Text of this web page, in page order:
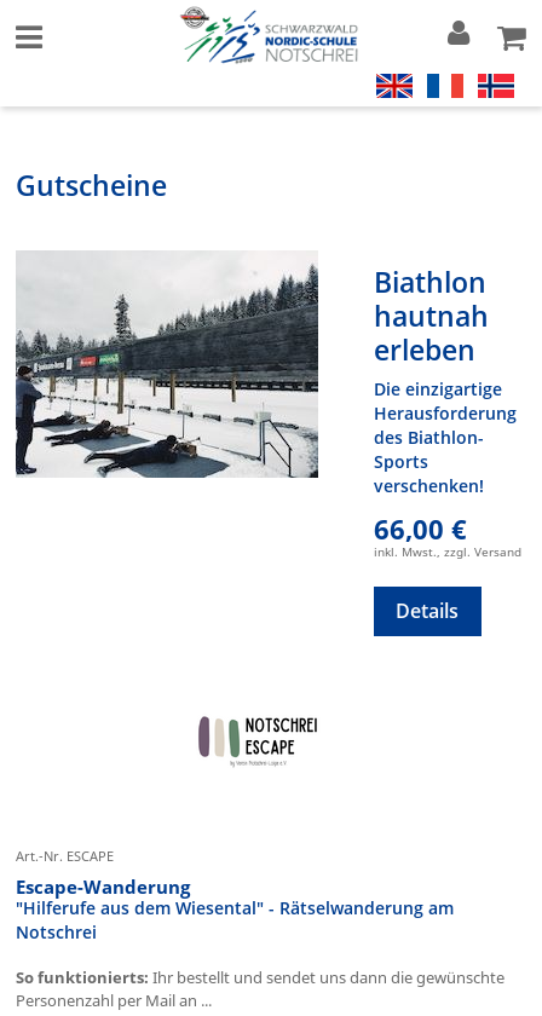
Gutscheine
Biathlon
hautnah
erleben
Die einzigartige
Herausforderung
des Biathlon-
Sports
verschenken!
66,00 €
inkl. Mwst., zzgl. Versand
Details
Art.-Nr. ESCAPE
Escape-Wanderung
"Hilferufe aus dem Wiesental" - Rätselwanderung am
Notschrei
So funktionierts: Ihr bestellt und sendet uns dann die gewünschte
Personenzahl per Mail an ...